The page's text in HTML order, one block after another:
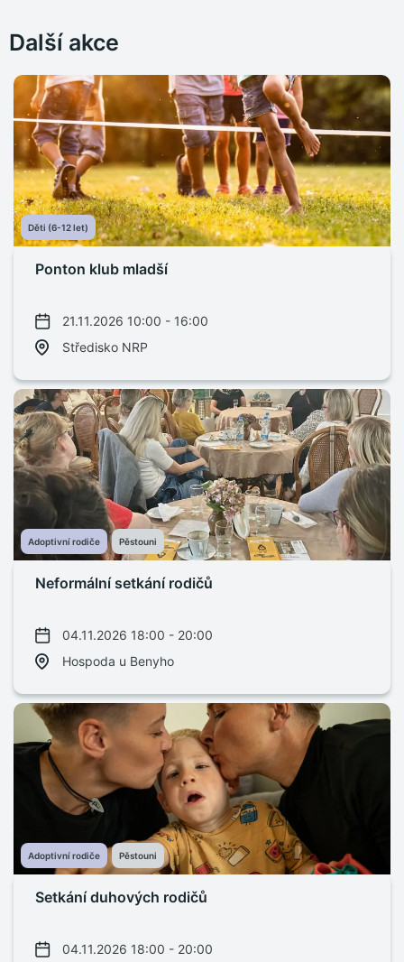
Další akce
Děti (6-12 let)
Ponton klub mladší
21.11.2026 10:00 - 16:00
Středisko NRP
Adoptivní rodiče Pěstouni
Neformální setkání rodičů
04.11.2026 18:00 - 20:00
Hospoda u Benyho
Adoptivní rodiče Pěstouni
Setkání duhových rodičů
04.11.2026 18:00 - 20:00